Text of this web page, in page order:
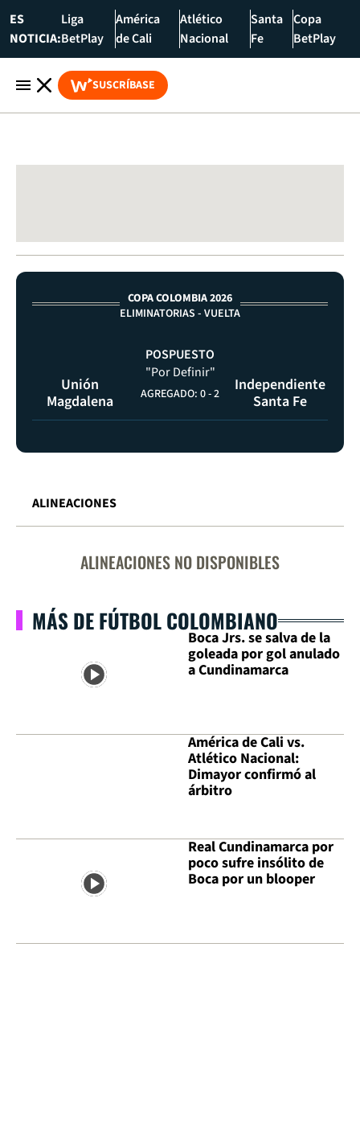
ES
NOTICIA:
Liga
BetPlay
América
de Cali
Atlético
Nacional
Santa
Fe
Copa
BetPlay
SUSCRÍBASE
COPA COLOMBIA 2026
ELIMINATORIAS - VUELTA
Unión
Magdalena
POSPUESTO
"Por Definir"
AGREGADO: 0-2
Independiente
Santa Fe
ALINEACIONES
ALINEACIONES NO DISPONIBLES
MÁS DE FÚTBOL COLOMBIANO
Boca Jrs. se salva de la
goleada por gol anulado
a Cundinamarca
América de Cali vs.
Atlético Nacional:
Dimayor confirmó al
árbitro
Real Cundinamarca por
poco sufre insólito de
Boca por un blooper